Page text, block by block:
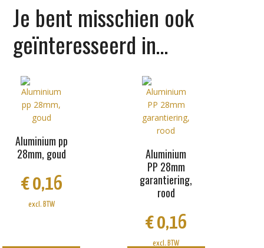
Je bent misschien ook
geïnteresseerd in…
Aluminium pp
28mm, goud
€0,16
excl. BTW
Aluminium
PP 28mm
garantiering,
rood
€0,16
excl. BTW